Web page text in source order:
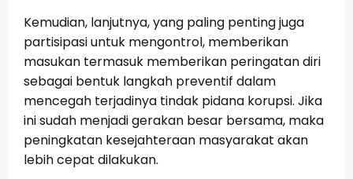
Kemudian, lanjutnya, yang paling penting juga
partisipasi untuk mengontrol, memberikan
masukan termasuk memberikan peringatan diri
sebagai bentuk langkah preventif dalam
mencegah terjadinya tindak pidana korupsi. Jika
ini sudah menjadi gerakan besar bersama, maka
peningkatan kesejahteraan masyarakat akan
lebih cepat dilakukan.